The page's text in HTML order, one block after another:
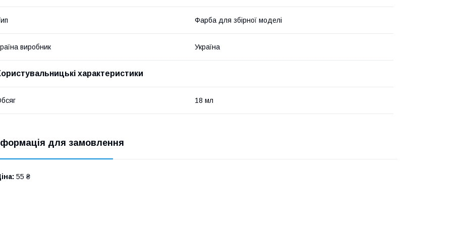
Фарба для збірної моделі
виробник Україна
характеристики
18 мл
для замовлення
55 ₴